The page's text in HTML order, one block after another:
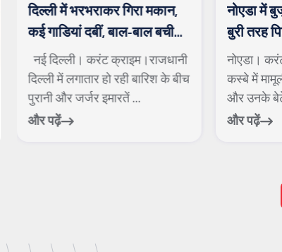
गिरा मकान,
बाल बची
रही बारिश के बीच
...
नोएडा में बुजुर्ग व्यापारी और बेटे की
बुरी तरह पिटाई
नोएडा। करंट क्राइम। के रबूपुरा
कस्बे में मामूली विवाद में बुजुर्ग व्यापारी
और उनके बेटे के साथ ...